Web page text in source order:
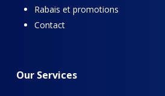
Rabais et promotions
Contact
Our Services